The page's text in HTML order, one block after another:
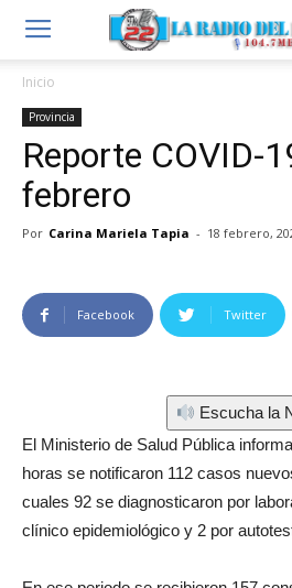
Inicio
Provincia
Reporte COVID-
febrero
Por Carina Mariela Tapia - 18 febrero,
Facebook Twitter
Escucha la
El Ministerio de Salud Pública
horas se notificaron 112 casos
cuales 92 se diagnosticaron por
clínico epidemiológico y 2 por